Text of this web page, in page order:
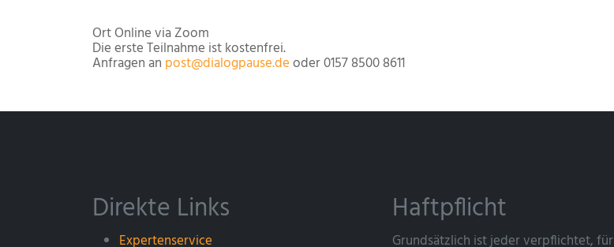
OrtOnline via Zoom
Die erste Teilnahme ist kostenfrei.
Anfragen an post@dialogpause.deoder 0157 8500 8611
Direkte Links
Expertenservice
Haftpflicht
Grundsätzlich ist jeder verpflichtet, für